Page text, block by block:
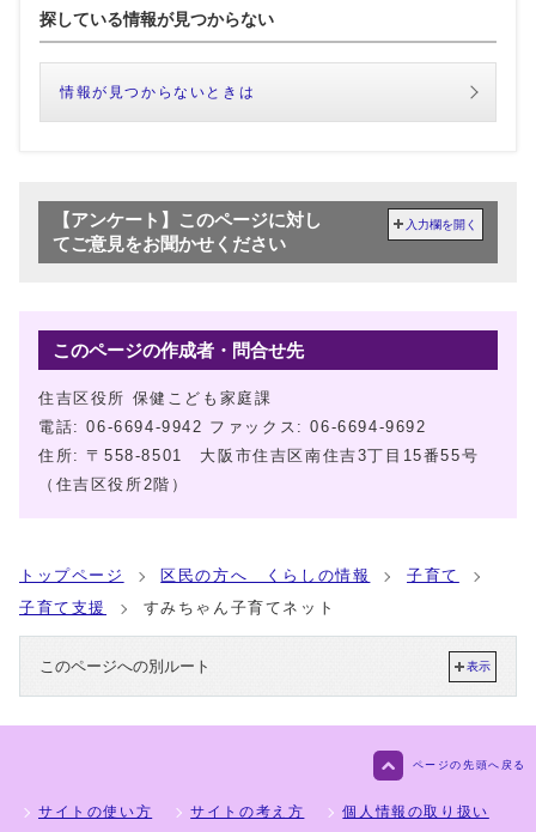
探している情報が見つからない
情報が見つからないときは
【アンケート】このページに対し
てご意見をお聞かせください
入力欄を開く
このページの作成者・問合せ先
住吉区役所 保健こども家庭課
電話: 06-6694-9942 ファックス: 06-6694-9692
住所: 〒558-8501 大阪市住吉区南住吉3丁目15番55号
（住吉区役所2階）
トップページ 区民の方へ くらしの情報
子育て
子育て支援
すみちゃん子育てネット
このページへの別ルート 表示
ページの先頭へ戻る
サイトの使い方 サイトの考え方 個人情報の取り扱い